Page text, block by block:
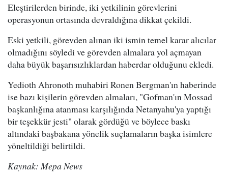
Eleştirilerden birinde, iki yetkilinin görevlerini
operasyonun ortasında devraldığına dikkat çekildi.
Eski yetkili, görevden alınan iki ismin temel karar alıcılar
olmadığını söyledi ve görevden almalara yol açmayan
daha büyük başarısızlıklardan haberdar olduğunu ekledi.
Yedioth Ahronoth muhabiri Ronen Bergman'ın haberinde
ise bazı kişilerin görevden almaları, "Gofman'ın Mossad
başkanlığına atanması karşılığında Netanyahu'ya yaptığı
bir teşekkür jesti" olarak gördüğü ve böylece baskı
altındaki başbakana yönelik suçlamaların başka isimlere
yöneltildiği belirtildi.
Kaynak: Mepa News